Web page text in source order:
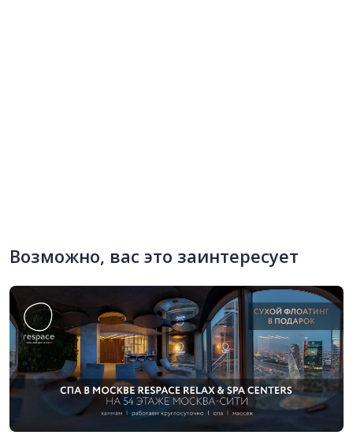
Возможно, вас это заинтересует